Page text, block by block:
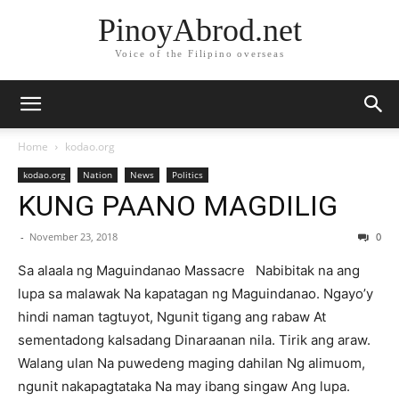
PinoyAbrod.net
Voice of the Filipino overseas
Home kodao.org
kodao.org Nation News Politics
KUNG PAANO MAGDILIG
- November 23, 2018 0
Sa alaala ng Maguindanao Massacre Nabibitak na ang
lupa sa malawak Na kapatagan ng Maguindanao. Ngayo’y
hindi naman tagtuyot, Ngunit tigang ang rabaw At
sementadong kalsadang Dinaraanan nila. Tirik ang araw.
Walang ulan Na puwedeng maging dahilan Ng alimuom,
ngunit nakapagtataka Na may ibang singaw Ang lupa.